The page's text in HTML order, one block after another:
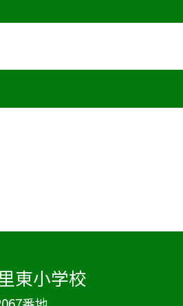
東小学校